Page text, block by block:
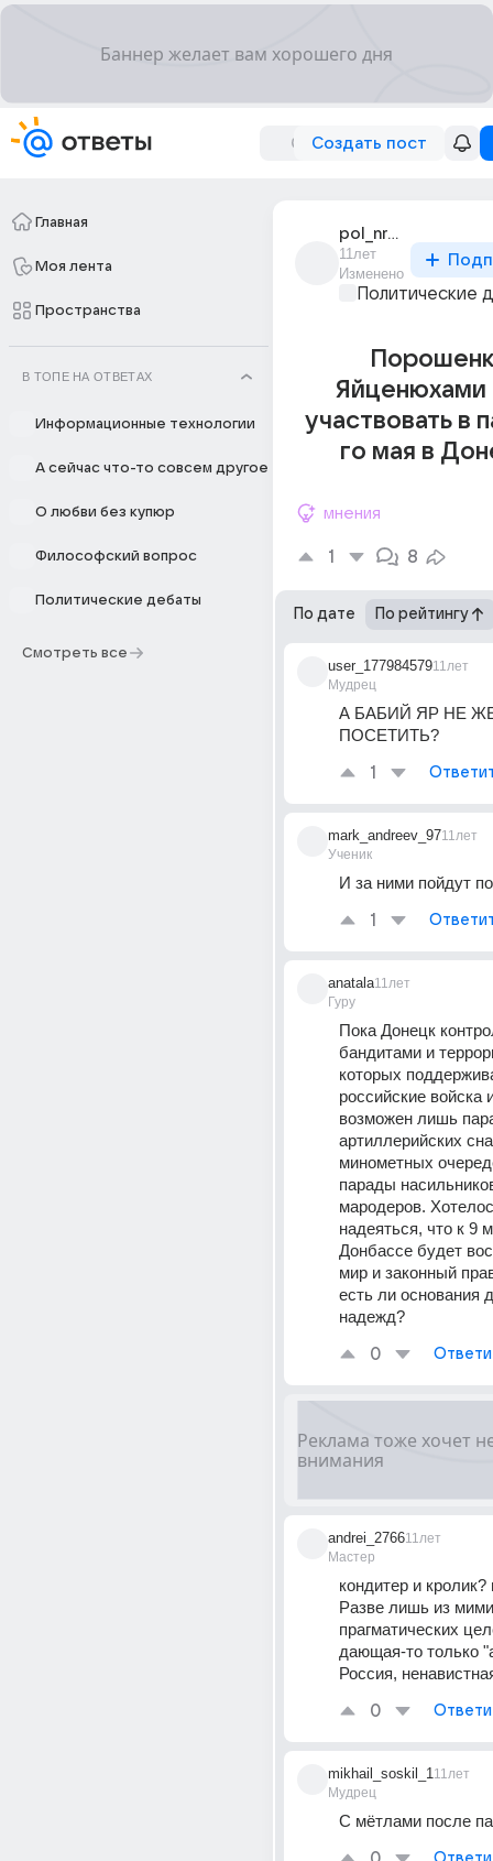
Создать пост
Главная
Моя лента
Пространства
В ТОПЕ НА ОТВЕТАХ
Информационные технологии
А сейчас что-то совсем другое
О любви без купюр
Философский вопрос
Политические дебаты
Смотреть все
pol_nravov_4
11лет
Изменено
Политические
Яйценюхами
участвовать в
го мая в
мнения
1 8
По дате По рейтингу
user_177984579
Мудрец
11лет
А БАБИЙ ЯР НЕ
ПОСЕТИТЬ?
1
mark_andreev_97
Ученик
11лет
И за ними пойдут
1
anatala
Гуру
11лет
Пока Донецк
бандитами и
которых
российские войска
возможен лишь
артиллерийских
минометных
парады
мародеров.
надеяться, что к 9
Донбассе будет
мир и законный
есть ли основания
надежд?
0
andrei_2766
Мастер
11лет
кондитер и
Разве лишь из
прагматических
дающая-то только
Россия,
0
mikhail_soskil_1
Мудрец
11лет
С мётлами после